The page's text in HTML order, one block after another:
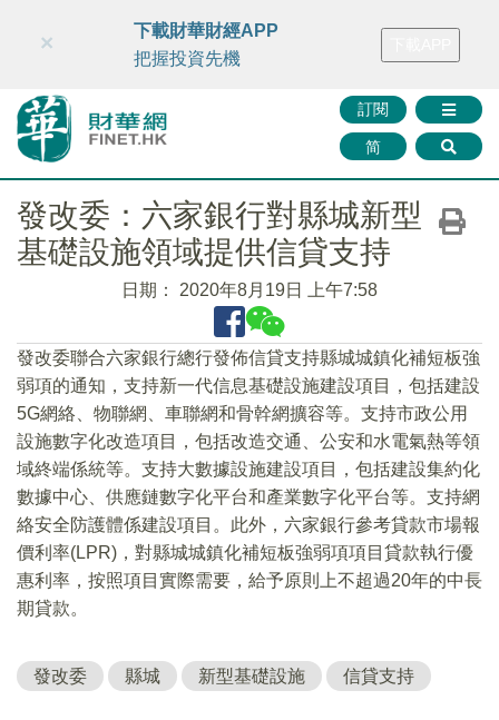
財華智庫網 FINTV FINMETA 財華證券 媒體矩陣
訂閱
简
×
下載財華財經APP
把握投資先機
發改委：六家銀行對縣城新型
基礎設施領域提供信貸支持
日期： 2020年8月19日 上午7:58
發改委聯合六家銀行總行發佈信貸支持縣城城鎮化補短板強
弱項的通知，支持新一代信息基礎設施建設項目，包括建設
5G網絡、物聯網、車聯網和骨幹網擴容等。支持市政公用
設施數字化改造項目，包括改造交通、公安和水電氣熱等領
域終端係統等。支持大數據設施建設項目，包括建設集約化
數據中心、供應鏈數字化平台和產業數字化平台等。支持網
絡安全防護體係建設項目。此外，六家銀行參考貸款市場報
價利率(LPR)，對縣城城鎮化補短板強弱項項目貸款執行優
惠利率，按照項目實際需要，給予原則上不超過20年的中長
期貸款。
發改委 縣城 新型基礎設施 信貸支持